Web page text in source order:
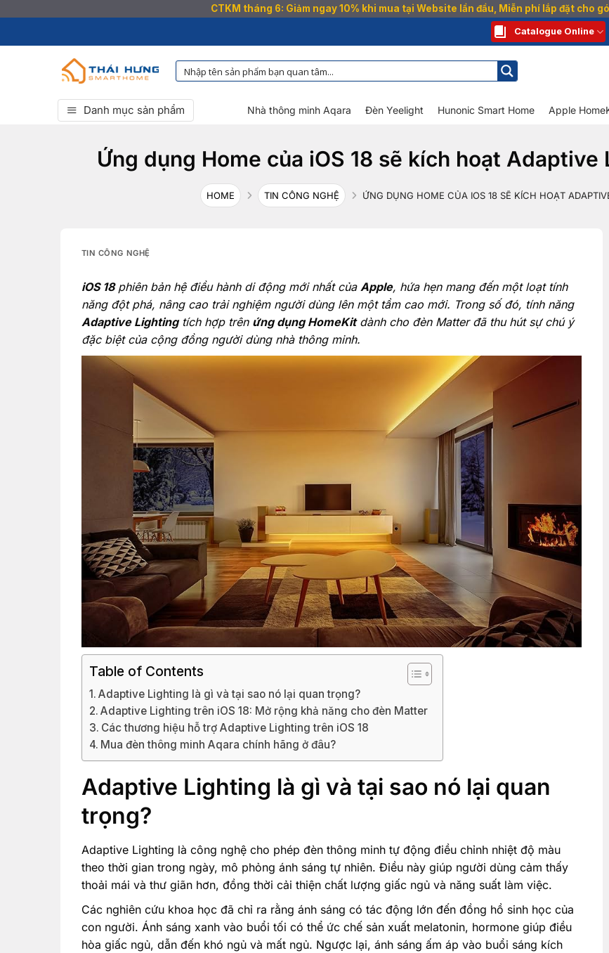
CTKM tháng 6: Giảm ngay 10% khi mua tại Website lần đầu, Miễn phí lắp đặt cho
qua
Catalogue Online
Danh mục sản phẩm Nhà thông minh Aqara Đèn Yeelight Hunonic Smart Home Apple
Ứng dụng Home của iOS 18 sẽ kích hoạt
HOME TIN CÔNG NGHỆ ỨNG DỤNG HOME CỦA IOS 18 SẼ KÍCH HOẠT
TIN CÔNG NGHỆ
iOS 18phiên bản hệ điều hành di động mới nhất của Apple, hứa hẹn mang đến một loạt tính
năng đột phá, nâng cao trải nghiệm người dùng lên một tầm cao mới. Trong số đó, tính năng
Adaptive Lightingtích hợp trên ứng dụng HomeKitdành cho đèn Matter đã thu hút sự chú ý
đặc biệt của cộng đồng người dùng nhà thông minh.
Table of Contents
Adaptive Lighting là gì và tại sao nó lại quan trọng?
Adaptive Lighting trên iOS 18: Mở rộng khả năng cho đèn Matter
Các thương hiệu hỗ trợ Adaptive Lighting trên iOS 18
Mua đèn thông minh Aqara chính hãng ở đâu?
Adaptive Lighting là gì và tại sao nó lại quan
trọng?
Adaptive Lighting là công nghệ cho phép đèn thông minh tự động điều chỉnh nhiệt độ màu
theo thời gian trong ngày, mô phỏng ánh sáng tự nhiên. Điều này giúp người dùng cảm thấy
thoải mái và thư giãn hơn, đồng thời cải thiện chất lượng giấc ngủ và năng suất làm việc.
Các nghiên cứu khoa học đã chỉ ra rằng ánh sáng có tác động lớn đến đồng hồ sinh học của
con người. Ánh sáng xanh vào buổi tối có thể ức chế sản xuất melatonin, hormone giúp điều
hòa giấc ngủ, dẫn đến khó ngủ và mất ngủ. Ngược lại, ánh sáng ấm áp vào buổi sáng kích